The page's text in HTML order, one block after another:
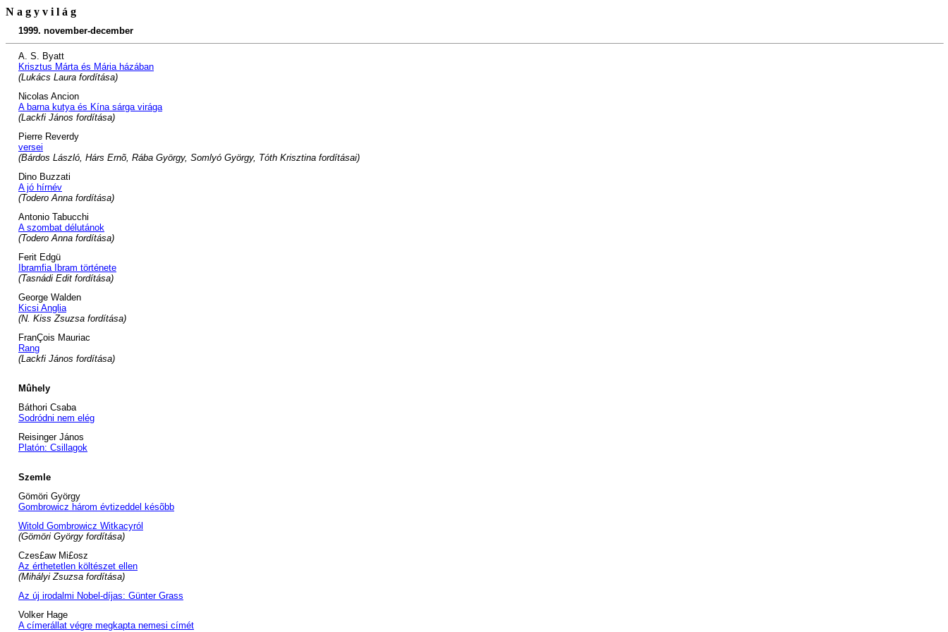
N a g y v i l á g
1999. november-december
A. S. Byatt
Krisztus Márta és Mária házában
(Lukács Laura fordítása)
Nicolas Ancion
A barna kutya és Kína sárga virága
(Lackfi János fordítása)
Pierre Reverdy
versei
(Bárdos László, Hárs Ernõ, Rába György, Somlyó György, Tóth Krisztina fordításai)
Dino Buzzati
A jó hírnév
(Todero Anna fordítása)
Antonio Tabucchi
A szombat délutánok
(Todero Anna fordítása)
Ferit Edgü
Ibramfia Ibram története
(Tasnádi Edit fordítása)
George Walden
Kicsi Anglia
(N. Kiss Zsuzsa fordítása)
FranÇois Mauriac
Rang
(Lackfi János fordítása)
Mûhely
Báthori Csaba
Sodródni nem elég
Reisinger János
Platón: Csillagok
Szemle
Gömöri György
Gombrowicz három évtizeddel késõbb
Witold Gombrowicz Witkacyról
(Gömöri György fordítása)
Czes£aw Mi£osz
Az érthetetlen költészet ellen
(Mihályi Zsuzsa fordítása)
Az új irodalmi Nobel-díjas: Günter Grass
Volker Hage
A címerállat végre megkapta nemesi címét